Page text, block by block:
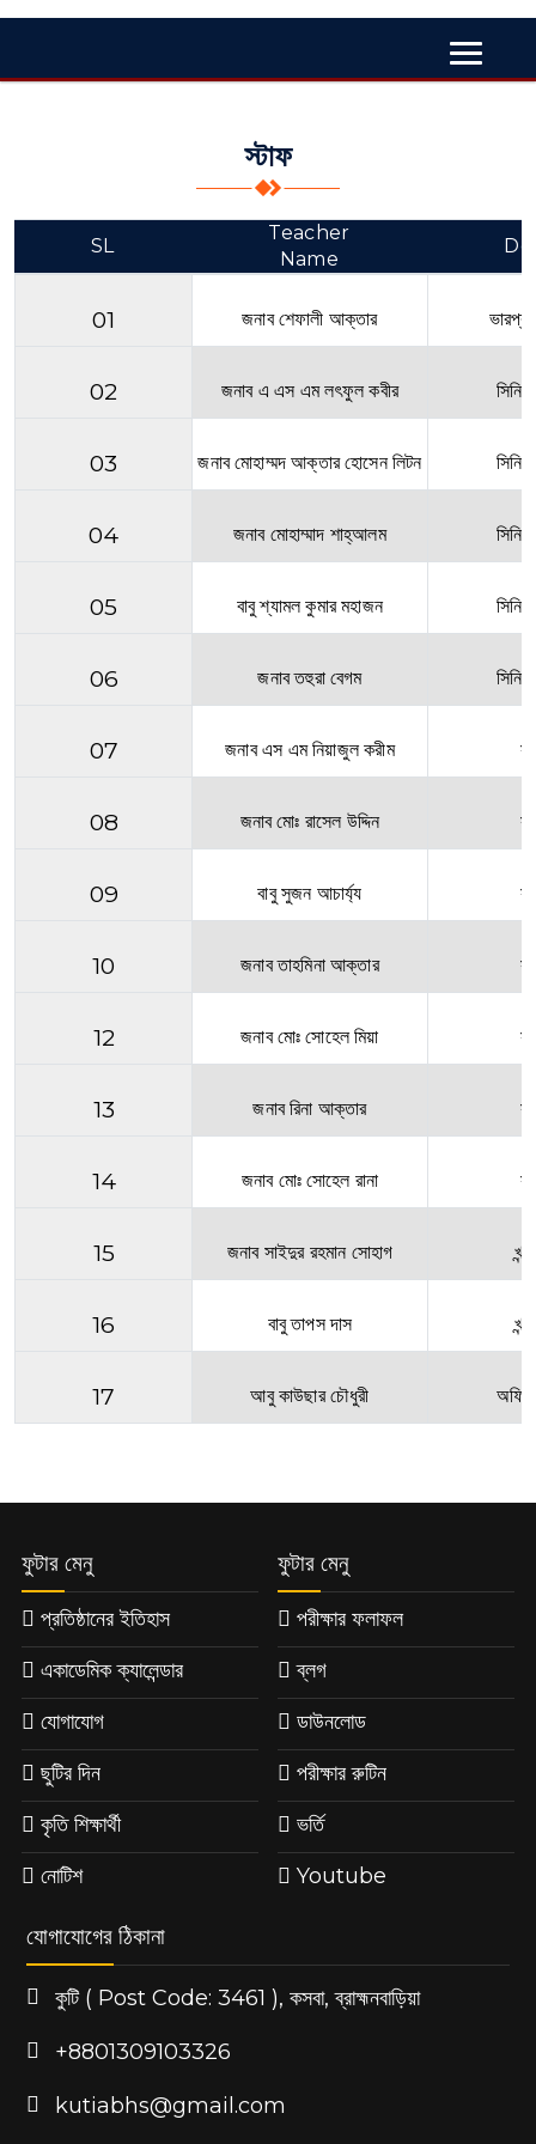
স্টাফ
SL
Teacher
Name
01 জনাব শেফালী আক্তার
02 জনাব এ এস এম লৎফুল কবীর
03 জনাব মোহাম্মদ আক্তার হোসেন লিটন
04 জনাব মোহাম্মাদ শাহ্‌আলম
05 বাবু শ্যামল কুমার মহাজন
06 জনাব তহুরা বেগম
07 জনাব এস এম নিয়াজুল করীম
08 জনাব মোঃ রাসেল উদ্দিন
09 বাবু সুজন আচার্য্য
10 জনাব তাহমিনা আক্তার
12 জনাব মোঃ সোহেল মিয়া
13 জনাব রিনা আক্তার
14 জনাব মোঃ সোহেল রানা
15 জনাব সাইদুর রহমান সোহাগ
16 বাবু তাপস দাস
17 আবু কাউছার চৌধুরী অফিস
ফুটার মেনু
প্রতিষ্ঠানের ইতিহাস
একাডেমিক ক্যালেন্ডার
যোগাযোগ
ছুটির দিন
কৃতি শিক্ষার্থী
নোটিশ
ফুটার মেনু
পরীক্ষার ফলাফল
ব্লগ
ডাউনলোড
পরীক্ষার রুটিন
ভর্তি
Youtube
যোগাযোগের ঠিকানা
কুটি ( Post Code: 3461 ), কসবা, ব্রাহ্মনবাড়িয়া
+8801309103326
kutiabhs@gmail.com